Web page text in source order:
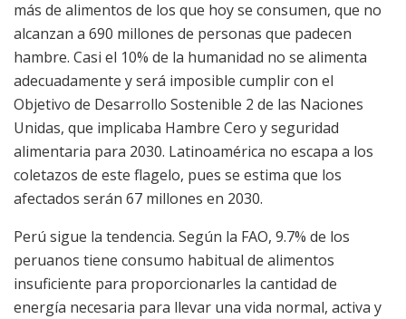
más de alimentos de los que hoy se consumen, que no
alcanzan a 690 millones de personas que padecen
hambre. Casi el 10% de la humanidad no se alimenta
adecuadamente y será imposible cumplir con el
Objetivo de Desarrollo Sostenible 2 de las Naciones
Unidas, que implicaba Hambre Cero y seguridad
alimentaria para 2030. Latinoamérica no escapa a los
coletazos de este flagelo, pues se estima que los
afectados serán 67 millones en 2030.
Perú sigue la tendencia. Según la FAO, 9.7% de los
peruanos tiene consumo habitual de alimentos
insuficiente para proporcionarles la cantidad de
energía necesaria para llevar una vida normal, activa y